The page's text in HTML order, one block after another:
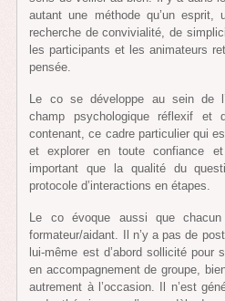
autant une méthode qu’un
recherche de convivialité, de
les participants et les animateurs
pensée.
Le co se développe au sein de
champ psychologique réflexif et
contenant, ce cadre particulier qui
et explorer en toute confiance
important que la qualité du
protocole d’interactions en étapes.
Le co évoque aussi que
formateur/aidant. Il n’y a pas de
lui-même est d’abord sollicité pour
en accompagnement de groupe,
autrement à l’occasion. Il n’est